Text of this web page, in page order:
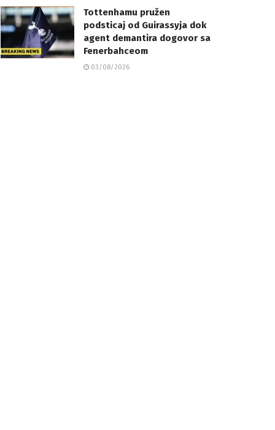
Tottenhamu pružen
podsticaj od Guirassyja dok
agent demantira dogovor sa
Fenerbahceom
03/08/2026